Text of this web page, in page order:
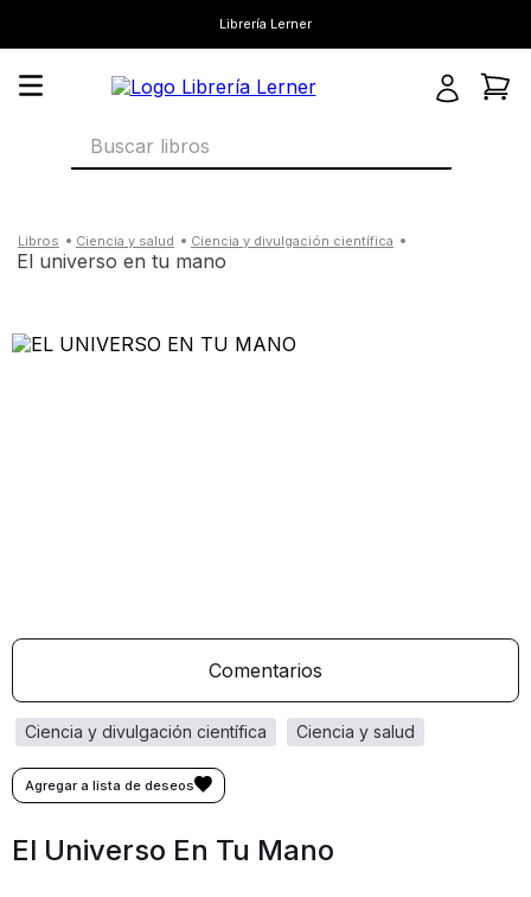
Librería Lerner
Buscar libros
ciencia y salud ciencia y divulgación científica
el universo en tu mano
Comentarios
ciencia y salud
ciencia y divulgación científica
El Universo En Tu Mano